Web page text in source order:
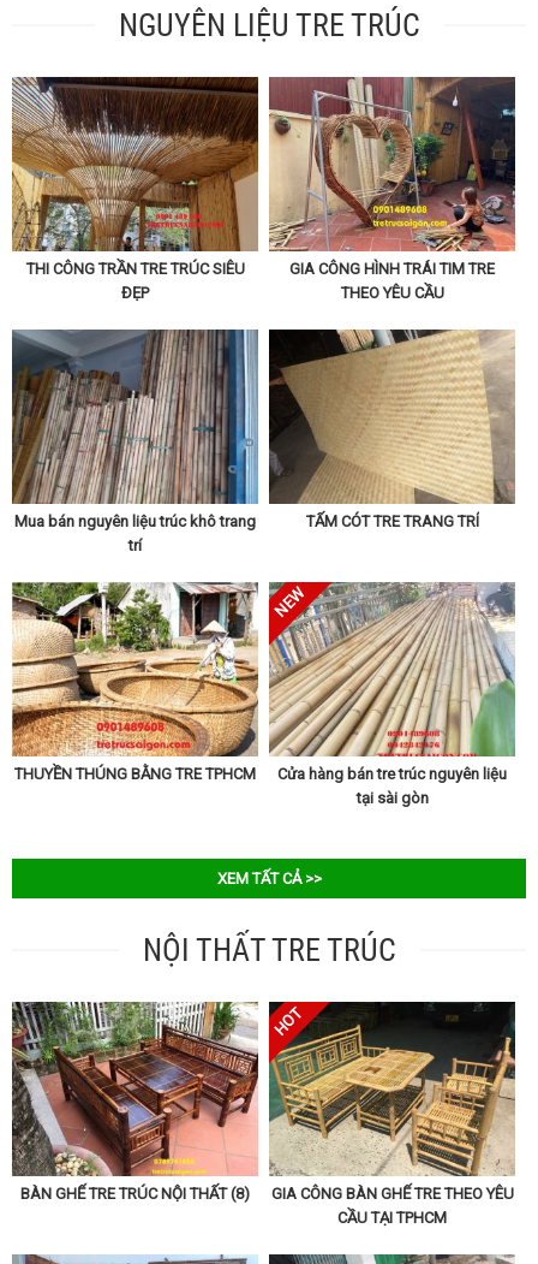
NGUYÊN LIỆU TRE TRÚC
THI CÔNG TRẦN TRE TRÚC SIÊU
ĐẸP
GIA CÔNG HÌNH TRÁI TIM TRE
THEO YÊU CẦU
Mua bán nguyên liệu trúc khô trang
trí
TẤM CÓT TRE TRANG TRÍ
THUYỀN THÚNG BẰNG TRE TPHCM
Cửa hàng bán tre trúc nguyên liệu
tại sài gòn
XEM TẤT CẢ >>
NỘI THẤT TRE TRÚC
BÀN GHẾ TRE TRÚC NỘI THẤT (8)
GIA CÔNG BÀN GHẾ TRE THEO YÊU
CẦU TẠI TPHCM